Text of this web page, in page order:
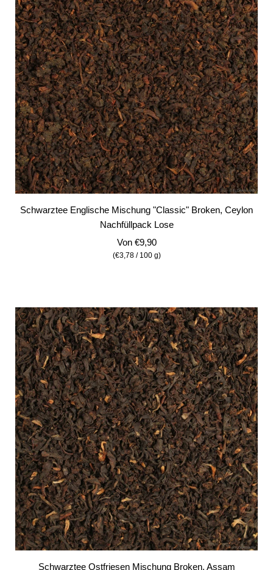
Schwarztee Englische Mischung "Classic" Broken, Ceylon
Nachfüllpack Lose
Von €9,90
(€3,78 / 100 g)
Schwarztee Ostfriesen Mischung Broken, Assam